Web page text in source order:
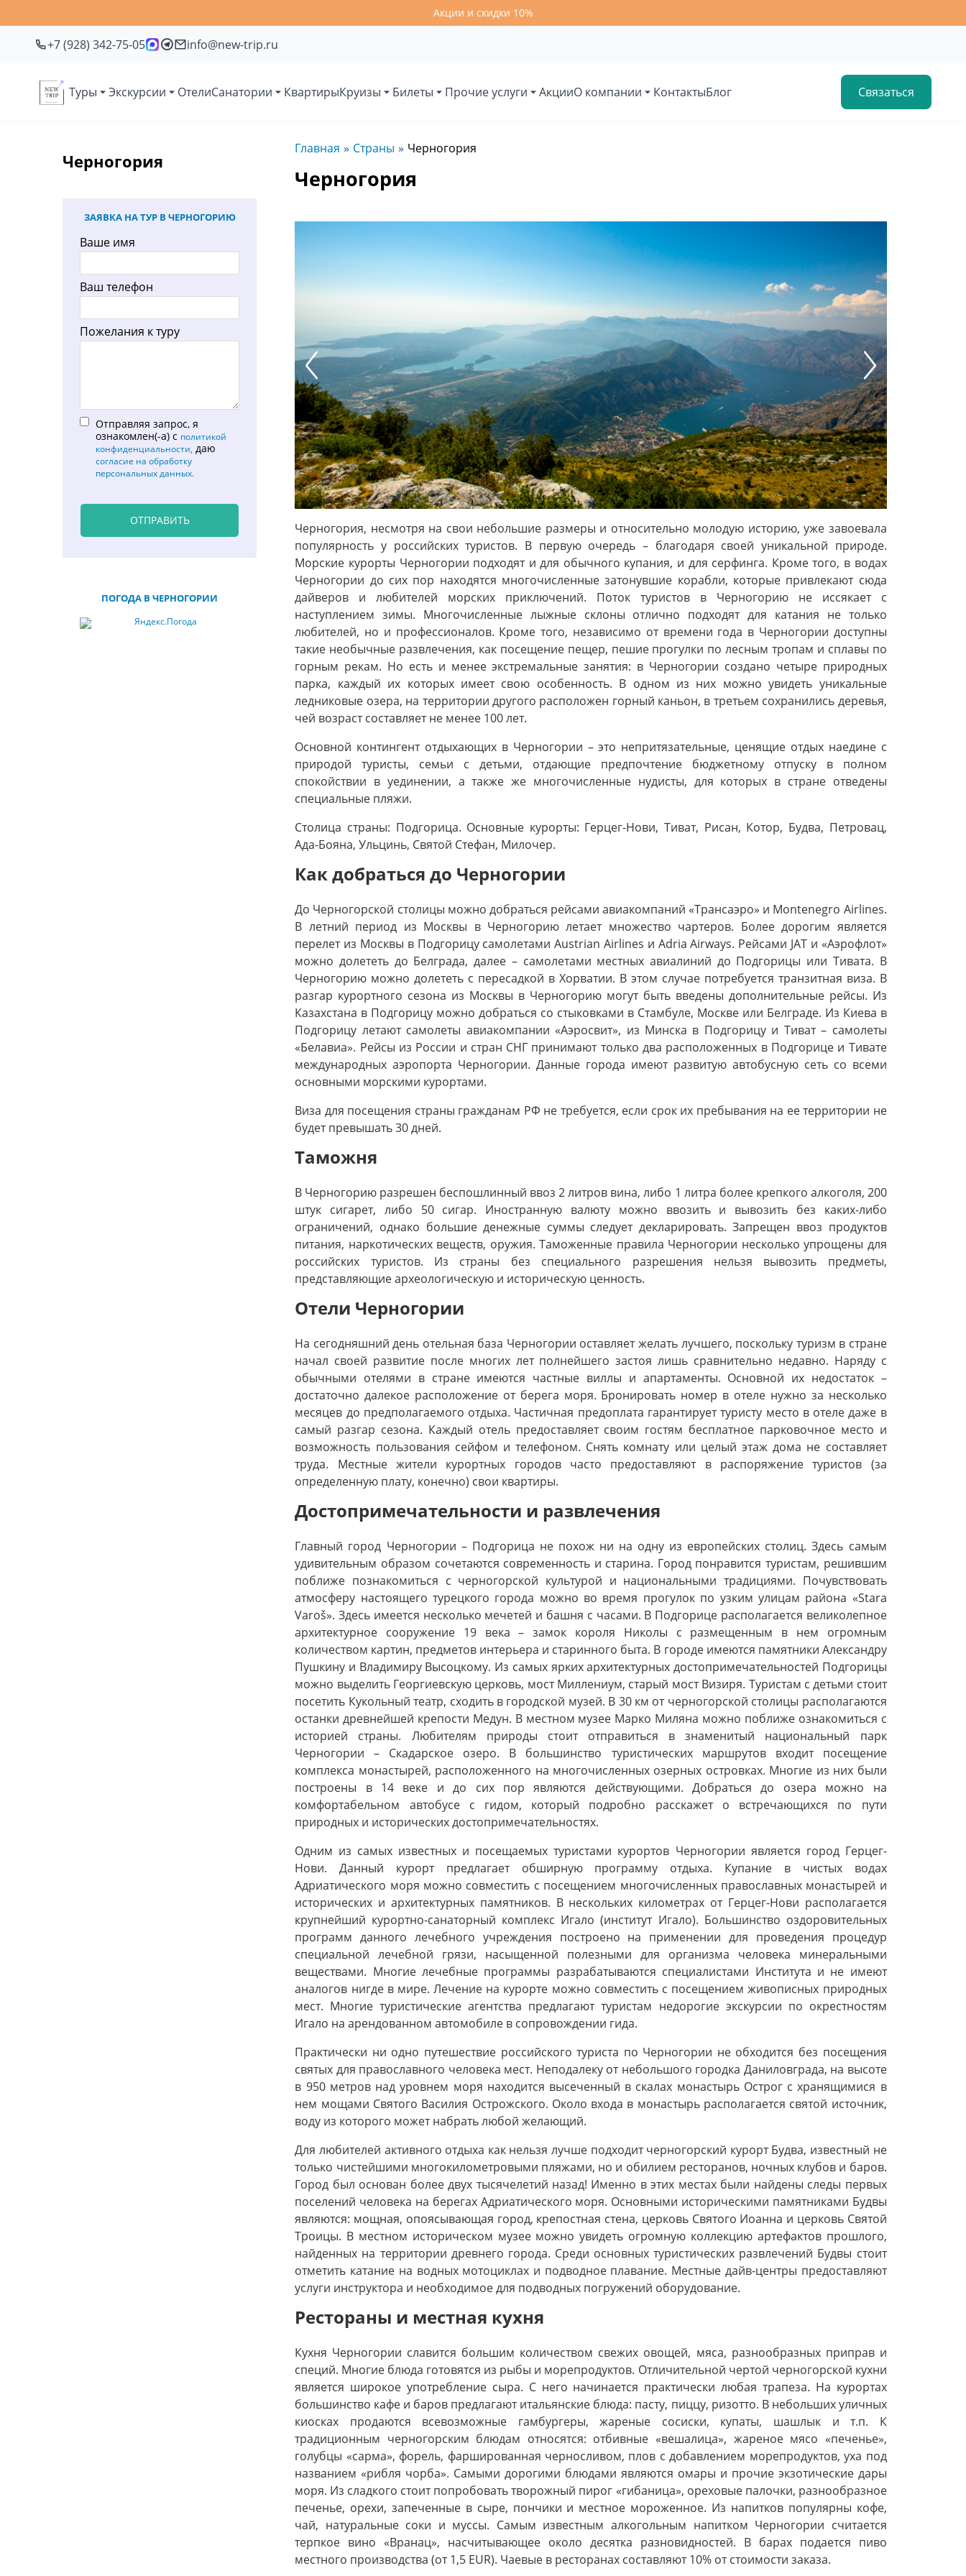
Акции и скидки 10%
+7 (928) 342-75-05 info@new-trip.ru
Туры Экскурсии ОтелиСанатории КвартирыКруизы Билеты Прочие услуги АкцииО компании КонтактыБлог Связаться
Главная Страны Черногория
Черногория
Previous Next
Черногория, несмотря на свои небольшие размеры и относительно молодую историю, уже завоевала
популярность у российских туристов. В первую очередь – благодаря своей уникальной природе.
Морские курорты Черногории подходят и для обычного купания, и для серфинга. Кроме того, в водах
Черногории до сих пор находятся многочисленные затонувшие корабли, которые привлекают сюда
дайверов и любителей морских приключений. Поток туристов в Черногорию не иссякает с
наступлением зимы. Многочисленные лыжные склоны отлично подходят для катания не только
любителей, но и профессионалов. Кроме того, независимо от времени года в Черногории доступны
такие необычные развлечения, как посещение пещер, пешие прогулки по лесным тропам и сплавы по
горным рекам. Но есть и менее экстремальные занятия: в Черногории создано четыре природных
парка, каждый их которых имеет свою особенность. В одном из них можно увидеть уникальные
ледниковые озера, на территории другого расположен горный каньон, в третьем сохранились деревья,
чей возраст составляет не менее 100 лет.
Основной контингент отдыхающих в Черногории – это непритязательные, ценящие отдых наедине с
природой туристы, семьи с детьми, отдающие предпочтение бюджетному отпуску в полном
спокойствии в уединении, а также же многочисленные нудисты, для которых в стране отведены
специальные пляжи.
Столица страны: Подгорица. Основные курорты: Герцег-Нови, Тиват, Рисан, Котор, Будва, Петровац,
Ада-Бояна, Ульцинь, Святой Стефан, Милочер.
Как добраться до Черногории
До Черногорской столицы можно добраться рейсами авиакомпаний «Трансаэро» и Montenegro Airlines.
В летний период из Москвы в Черногорию летает множество чартеров. Более дорогим является
перелет из Москвы в Подгорицу самолетами Austrian Airlines и Adria Airways. Рейсами JAT и «Аэрофлот»
можно долететь до Белграда, далее – самолетами местных авиалиний до Подгорицы или Тивата. В
Черногорию можно долететь с пересадкой в Хорватии. В этом случае потребуется транзитная виза. В
разгар курортного сезона из Москвы в Черногорию могут быть введены дополнительные рейсы. Из
Казахстана в Подгорицу можно добраться со стыковками в Стамбуле, Москве или Белграде. Из Киева в
Подгорицу летают самолеты авиакомпании «Аэросвит», из Минска в Подгорицу и Тиват – самолеты
«Белавиа». Рейсы из России и стран СНГ принимают только два расположенных в Подгорице и Тивате
международных аэропорта Черногории. Данные города имеют развитую автобусную сеть со всеми
основными морскими курортами.
Виза для посещения страны гражданам РФ не требуется, если срок их пребывания на ее территории не
будет превышать 30 дней.
Таможня
В Черногорию разрешен беспошлинный ввоз 2 литров вина, либо 1 литра более крепкого алкоголя, 200
штук сигарет, либо 50 сигар. Иностранную валюту можно ввозить и вывозить без каких-либо
ограничений, однако большие денежные суммы следует декларировать. Запрещен ввоз продуктов
питания, наркотических веществ, оружия. Таможенные правила Черногории несколько упрощены для
российских туристов. Из страны без специального разрешения нельзя вывозить предметы,
представляющие археологическую и историческую ценность.
Отели Черногории
На сегодняшний день отельная база Черногории оставляет желать лучшего, поскольку туризм в стране
начал своей развитие после многих лет полнейшего застоя лишь сравнительно недавно. Наряду с
обычными отелями в стране имеются частные виллы и апартаменты. Основной их недостаток –
достаточно далекое расположение от берега моря. Бронировать номер в отеле нужно за несколько
месяцев до предполагаемого отдыха. Частичная предоплата гарантирует туристу место в отеле даже в
самый разгар сезона. Каждый отель предоставляет своим гостям бесплатное парковочное место и
возможность пользования сейфом и телефоном. Снять комнату или целый этаж дома не составляет
труда. Местные жители курортных городов часто предоставляют в распоряжение туристов (за
определенную плату, конечно) свои квартиры.
Достопримечательности и развлечения
Главный город Черногории – Подгорица не похож ни на одну из европейских столиц. Здесь самым
удивительным образом сочетаются современность и старина. Город понравится туристам, решившим
поближе познакомиться с черногорской культурой и национальными традициями. Почувствовать
атмосферу настоящего турецкого города можно во время прогулок по узким улицам района «Stara
Varoš». Здесь имеется несколько мечетей и башня с часами. В Подгорице располагается великолепное
архитектурное сооружение 19 века – замок короля Николы с размещенным в нем огромным
количеством картин, предметов интерьера и старинного быта. В городе имеются памятники Александру
Пушкину и Владимиру Высоцкому. Из самых ярких архитектурных достопримечательностей Подгорицы
можно выделить Георгиевскую церковь, мост Миллениум, старый мост Визиря. Туристам с детьми стоит
посетить Кукольный театр, сходить в городской музей. В 30 км от черногорской столицы располагаются
останки древнейшей крепости Медун. В местном музее Марко Миляна можно поближе ознакомиться с
историей страны. Любителям природы стоит отправиться в знаменитый национальный парк
Черногории – Скадарское озеро. В большинство туристических маршрутов входит посещение
комплекса монастырей, расположенного на многочисленных озерных островках. Многие из них были
построены в 14 веке и до сих пор являются действующими. Добраться до озера можно на
комфортабельном автобусе с гидом, который подробно расскажет о встречающихся по пути
природных и исторических достопримечательностях.
Одним из самых известных и посещаемых туристами курортов Черногории является город Герцег-
Нови. Данный курорт предлагает обширную программу отдыха. Купание в чистых водах
Адриатического моря можно совместить с посещением многочисленных православных монастырей и
исторических и архитектурных памятников. В нескольких километрах от Герцег-Нови располагается
крупнейший курортно-санаторный комплекс Игало (институт Игало). Большинство оздоровительных
программ данного лечебного учреждения построено на применении для проведения процедур
специальной лечебной грязи, насыщенной полезными для организма человека минеральными
веществами. Многие лечебные программы разрабатываются специалистами Института и не имеют
аналогов нигде в мире. Лечение на курорте можно совместить с посещением живописных природных
мест. Многие туристические агентства предлагают туристам недорогие экскурсии по окрестностям
Игало на арендованном автомобиле в сопровождении гида.
Практически ни одно путешествие российского туриста по Черногории не обходится без посещения
святых для православного человека мест. Неподалеку от небольшого городка Даниловграда, на высоте
в 950 метров над уровнем моря находится высеченный в скалах монастырь Острог с хранящимися в
нем мощами Святого Василия Острожского. Около входа в монастырь располагается святой источник,
воду из которого может набрать любой желающий.
Для любителей активного отдыха как нельзя лучше подходит черногорский курорт Будва, известный не
только чистейшими многокилометровыми пляжами, но и обилием ресторанов, ночных клубов и баров.
Город был основан более двух тысячелетий назад! Именно в этих местах были найдены следы первых
поселений человека на берегах Адриатического моря. Основными историческими памятниками Будвы
являются: мощная, опоясывающая город, крепостная стена, церковь Святого Иоанна и церковь Святой
Троицы. В местном историческом музее можно увидеть огромную коллекцию артефактов прошлого,
найденных на территории древнего города. Среди основных туристических развлечений Будвы стоит
отметить катание на водных мотоциклах и подводное плавание. Местные дайв-центры предоставляют
услуги инструктора и необходимое для подводных погружений оборудование.
Рестораны и местная кухня
Кухня Черногории славится большим количеством свежих овощей, мяса, разнообразных приправ и
специй. Многие блюда готовятся из рыбы и морепродуктов. Отличительной чертой черногорской кухни
является широкое употребление сыра. С него начинается практически любая трапеза. На курортах
большинство кафе и баров предлагают итальянские блюда: пасту, пиццу, ризотто. В небольших уличных
киосках продаются всевозможные гамбургеры, жареные сосиски, купаты, шашлык и т.п. К
традиционным черногорским блюдам относятся: отбивные «вешалица», жареное мясо «печенье»,
голубцы «сарма», форель, фаршированная черносливом, плов с добавлением морепродуктов, уха под
названием «рибля чорба». Самыми дорогими блюдами являются омары и прочие экзотические дары
моря. Из сладкого стоит попробовать творожный пирог «гибаница», ореховые палочки, разнообразное
печенье, орехи, запеченные в сыре, пончики и местное мороженное. Из напитков популярны кофе,
чай, натуральные соки и муссы. Самым известным алкогольным напитком Черногории считается
терпкое вино «Вранац», насчитывающее около десятка разновидностей. В барах подается пиво
местного производства (от 1,5 EUR). Чаевые в ресторанах составляют 10% от стоимости заказа.
Черногория
ЗАЯВКА НА ТУР В ЧЕРНОГОРИЮ
Ваше имя
Ваш телефон
Пожелания к туру
Отправляя запрос, я
ознакомлен(-а) с политикой
конфиденциальности, даю
согласие на обработку
персональных данных.
ОТПРАВИТЬ
ПОГОДА В ЧЕРНОГОРИИ